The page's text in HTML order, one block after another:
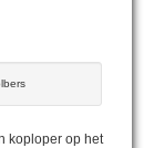
koploper op het